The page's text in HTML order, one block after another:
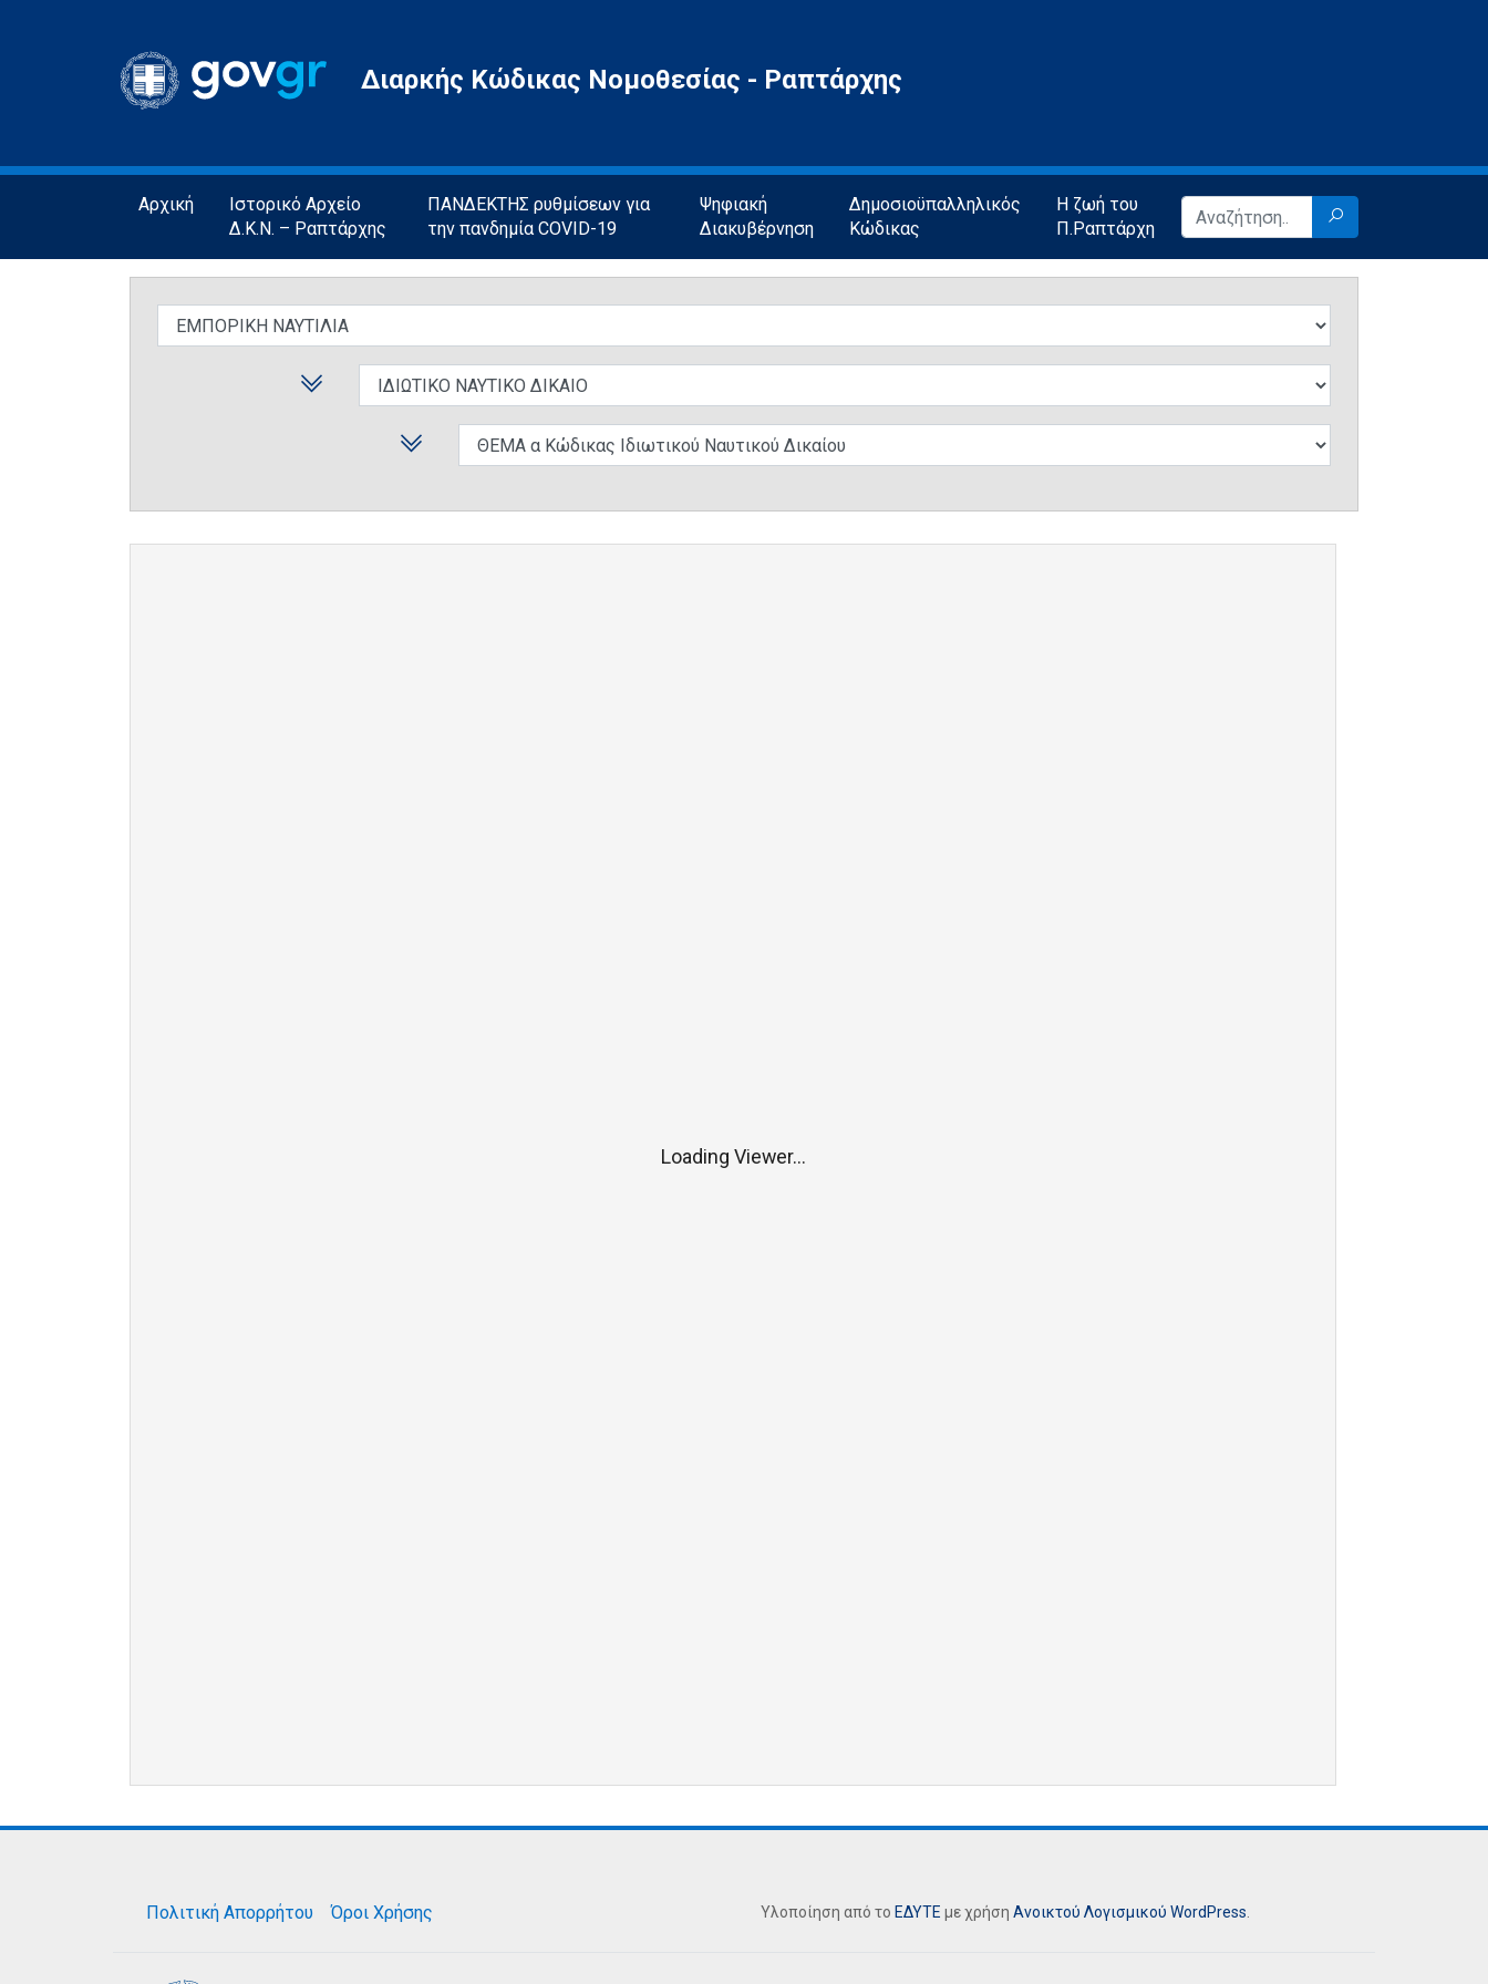
Gov.gr
Διαρκής Κώδικας Νομοθεσίας - Ραπτάρχης
Αρχική
Ιστορικό Αρχείο
Δ.Κ.Ν. – Ραπτάρχης
ΠΑΝΔΕΚΤΗΣ ρυθμίσεων για
την πανδημία COVID-19
Ψηφιακή
Διακυβέρνηση
Δημοσιοϋπαλληλικός
Κώδικας
Η ζωή του
Π.Ραπτάρχη
Loading Viewer...
Πολιτική Απορρήτου Όροι Χρήσης Υλοποίηση από το ΕΔΥΤΕ με χρήση Ανοικτού Λογισμικού WordPress